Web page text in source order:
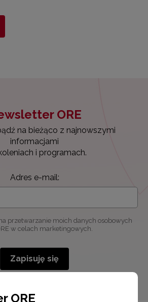
ORE
na bieżąco z najnowszymi
informacjami
i programach.
Adres e-mail:
przetwarzanie moich danych osobowych
w celach marketingowych.
Zapisuję się
ORE